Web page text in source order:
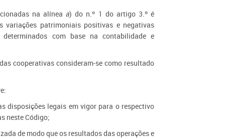
na alíneaa) do n.º 1 do artigo 3.º é
patrimoniais positivas e negativas
com base na contabilidade e
cooperativas consideram-se como resultado
disposições legais em vigor para o respectivo
neste Código;
de modo que os resultados das operações e